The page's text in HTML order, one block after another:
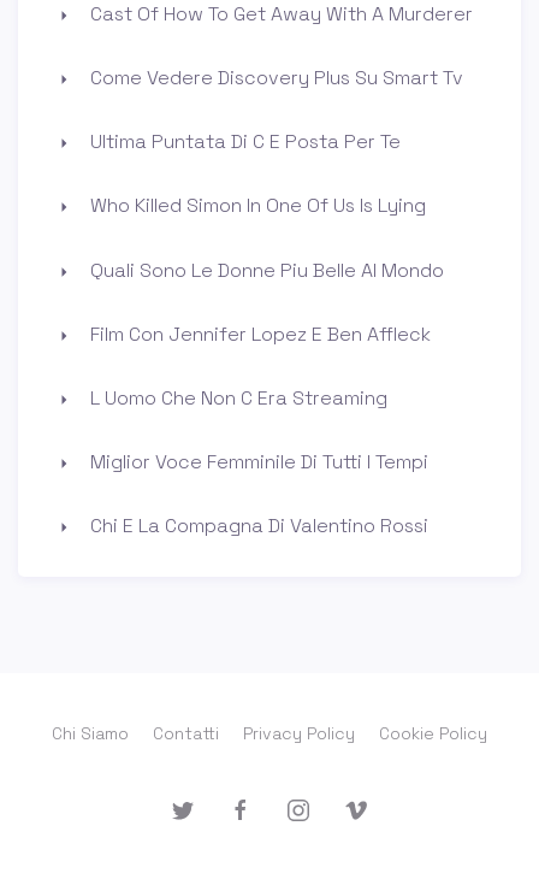
Cast Of How To Get Away With A Murderer
Come Vedere Discovery Plus Su Smart Tv
Ultima Puntata Di C E Posta Per Te
Who Killed Simon In One Of Us Is Lying
Quali Sono Le Donne Piu Belle Al Mondo
Film Con Jennifer Lopez E Ben Affleck
L Uomo Che Non C Era Streaming
Miglior Voce Femminile Di Tutti I Tempi
Chi E La Compagna Di Valentino Rossi
Chi Siamo Contatti Privacy Policy Cookie Policy